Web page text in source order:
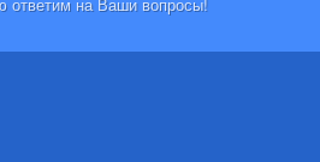
ответим на Ваши вопросы!